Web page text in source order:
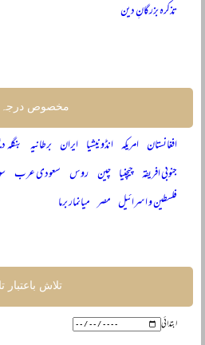
تذکرہ بزرگانِ دین
مخصوص درجہ
افغانستان امریکہ انڈونیشیا ایران برطانیہ
جنوبی افریقہ چیچنیا چین روس سعودی عرب
فلسطین و اسرائیل مصر میانمار برما
تلاش باعتبار
ابتدائی